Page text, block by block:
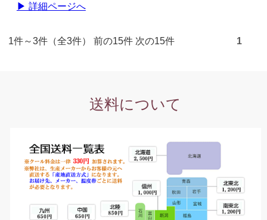
▶ 詳細ページへ
1件～3件（全3件） 前の15件 次の15件 1
送料について